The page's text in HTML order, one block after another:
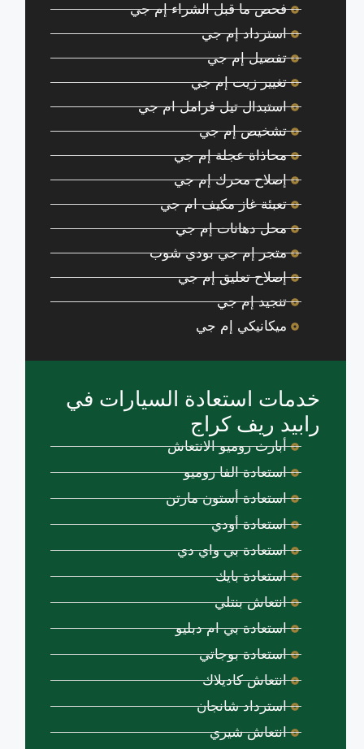
فحص ما قبل الشراء إم جي
استرداد إم جي
تفصيل إم جي
تغيير زيت إم جي
استبدال تيل فرامل ام جي
تشخيص إم جي
محاذاة عجلة إم جي
إصلاح محرك إم جي
تعبئة غاز مكيف ام جي
محل دهانات إم جي
متجر إم جي بودي شوب
إصلاح تعليق إم جي
تنجيد إم جي
ميكانيكي إم جي
خدمات استعادة السيارات في
رابيد ريف كراج
أبارث روميو الانتعاش
استعادة الفا روميو
استعادة أستون مارتن
استعادة أودي
استعادة بي واي دي
استعادة بايك
انتعاش بنتلي
استعادة بي ام دبليو
استعادة بوجاتي
انتعاش كاديلاك
استرداد شانجان
انتعاش شيري